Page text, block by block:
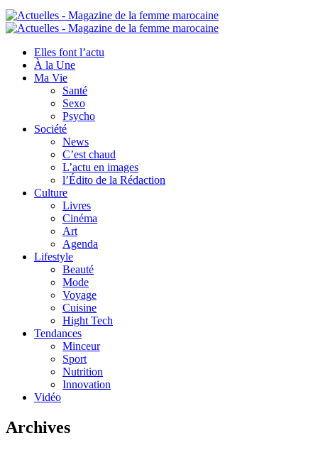
Elles font l’actu
À la Une
Ma Vie
Santé
Sexo
Psycho
Société
News
C’est chaud
L’actu en images
l’Édito de la Rédaction
Culture
Livres
Cinéma
Art
Agenda
Lifestyle
Beauté
Mode
Voyage
Cuisine
Hight Tech
Tendances
Minceur
Sport
Nutrition
Innovation
Vidéo
Archives